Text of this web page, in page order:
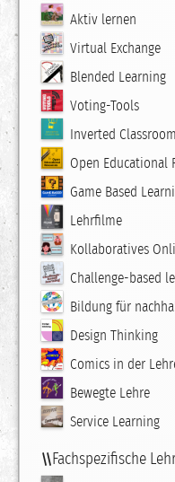
Aktiv lernen
Virtual Exchange
Blended Learning
Voting-Tools
Inverted Classroom
Open Educational
Game Based
Lehrfilme
Kollaboratives
Challenge-based
Bildung für
Design Thinking
Comics in der
Bewegte Lehre
Service Learning
Fachspezifische